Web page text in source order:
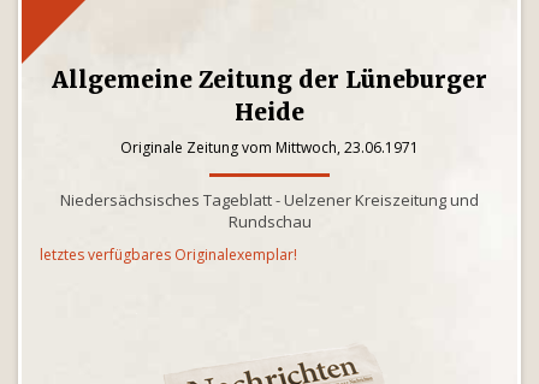
Allgemeine Zeitung der Lüneburger
Heide
Originale Zeitung vom Mittwoch, 23.06.1971
Niedersächsisches Tageblatt - Uelzener Kreiszeitung und
Rundschau
letztes verfügbares Originalexemplar!